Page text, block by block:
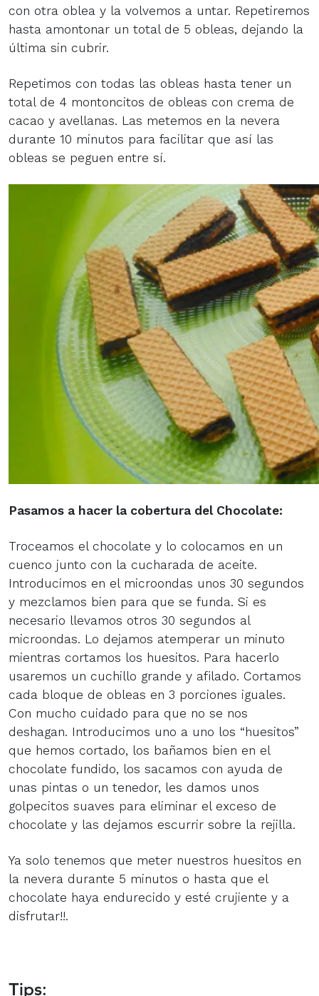
con otra oblea y la volvemos a untar. Repetiremos
hasta amontonar un total de 5 obleas, dejando la
última sin cubrir.
Repetimos con todas las obleas hasta tener un
total de 4 montoncitos de obleas con crema de
cacao y avellanas. Las metemos en la nevera
durante 10 minutos para facilitar que así las
obleas se peguen entre sí.
Pasamos a hacer la cobertura del Chocolate:
Troceamos el chocolate y lo colocamos en un
cuenco junto con la cucharada de aceite.
Introducimos en el microondas unos 30 segundos
y mezclamos bien para que se funda. Si es
necesario llevamos otros 30 segundos al
microondas. Lo dejamos atemperar un minuto
mientras cortamos los huesitos. Para hacerlo
usaremos un cuchillo grande y afilado. Cortamos
cada bloque de obleas en 3 porciones iguales.
Con mucho cuidado para que no se nos
deshagan. Introducimos uno a uno los “huesitos”
que hemos cortado, los bañamos bien en el
chocolate fundido, los sacamos con ayuda de
unas pintas o un tenedor, les damos unos
golpecitos suaves para eliminar el exceso de
chocolate y las dejamos escurrir sobre la rejilla.
Ya solo tenemos que meter nuestros huesitos en
la nevera durante 5 minutos o hasta que el
chocolate haya endurecido y esté crujiente y a
disfrutar!!.
Tips: